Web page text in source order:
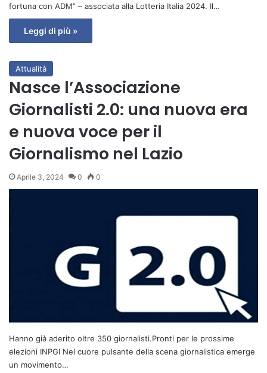
fortuna con ADM” – associata alla Lotteria Italia 2024. Il…
Leggi di più »
Attualità
Nasce l’Associazione
Giornalisti 2.0: una nuova era
e nuova voce per il
Giornalismo nel Lazio
Aprile 3, 2024 0 0
Hanno già aderito oltre 350 giornalisti.Pronti per le prossime
elezioni INPGI Nel cuore pulsante della scena giornalistica emerge
un movimento…